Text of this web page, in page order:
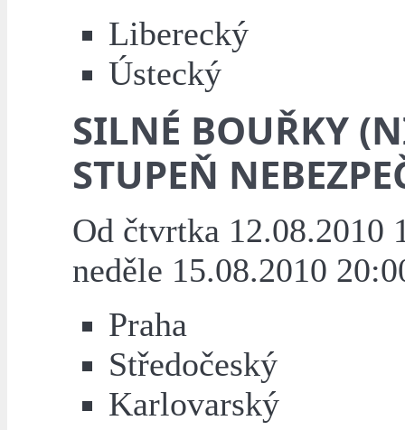
Liberecký
Ústecký
SILNÉ BOUŘKY
STUPEŇ
Od čtvrtka 12.08.2010
neděle 15.08.2010
Praha
Středočeský
Karlovarský